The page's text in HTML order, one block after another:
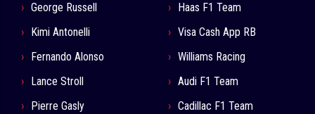
George Russell
Kimi Antonelli
Fernando Alonso
Lance Stroll
Pierre Gasly
Haas F1 Team
Visa Cash App RB
Williams Racing
Audi F1 Team
Cadillac F1 Team